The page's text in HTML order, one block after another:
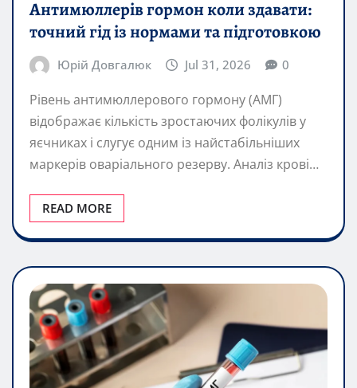
Антимюллерів гормон коли здавати:
точний гід із нормами та підготовкою
Юрій Довгалюк Jul 31, 2026 0
Рівень антимюллерового гормону (АМГ)
відображає кількість зростаючих фолікулів у
яєчниках і слугує одним із найстабільніших
маркерів оваріального резерву. Аналіз крові…
READ MORE